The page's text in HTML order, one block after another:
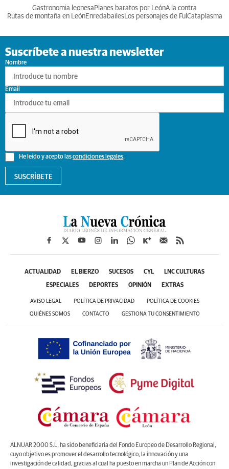
Gastronomia leonesa Planes baratos por LeónA la contra
Rutas de montaña en LeónEnredabailesLos personajes de Ful Cataplasma
Suscríbete a nuestra newsletter
Nombre
He leído y acepto lascondiciones legales.
Email
SUSCRÍBETE
ACTUALIDAD EL BIERZO SUCESOS CYL LNC CULTURAS
ESPECIALES DEPORTES OPINIÓN EXTRAS
AVISO LEGAL POLÍTICA DE PRIVACIDAD POLÍTICA DE COOKIES
QUIÉNES SOMOS CONTACTO GESTIONA TU CONSENTIMIENTO
ALNUAR 2000 S.L. ha sido beneficiaria del Fondo Europeo de Desarrollo Regional,
cuyo objetivo es promover el desarrollo tecnológico, la innovación y una
investigación de calidad, gracias al cual ha puesto en marcha un Plan de Acción con